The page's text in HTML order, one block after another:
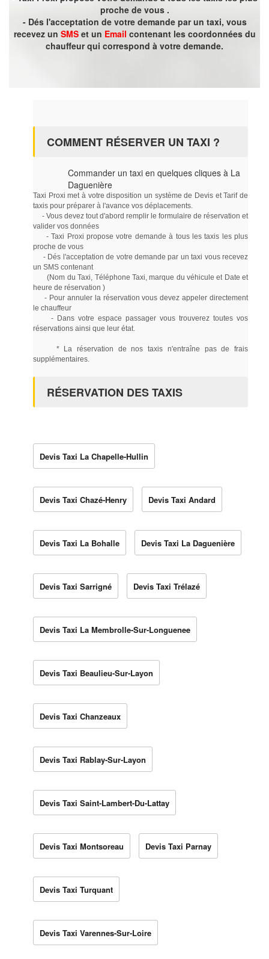
proche de vous .
- Dés l'acceptation de votre demande par un taxi, vous
recevez un SMSet un Email contenant les coordonnées du
chauffeur qui correspond à votre demande.
COMMENT RÉSERVER UN TAXI ?
Commander un taxi en quelques cliques à La
Daguenière
Taxi Proxi met à votre disposition un système de Devis et Tarif de
taxis pour préparer à l'avance vos déplacements.
- Vous devez tout d'abord remplir le formulaire de réservation et
valider vos données
- Taxi Proxi propose votre demande à tous les taxis les plus
proche de vous
- Dés l'acceptation de votre demande par un taxi vous recevez
un SMS contenant
(Nom du Taxi, Téléphone Taxi, marque du véhicule et Date et
heure de réservation )
- Pour annuler la réservation vous devez appeler directement
le chauffeur
- Dans votre espace passager vous trouverez toutes vos
réservations ainsi que leur état.
* La réservation de nos taxis n'entraîne pas de frais
supplémentaires.
RÉSERVATION DES TAXIS
Devis Taxi La Chapelle-Hullin
Devis Taxi Chazé-Henry Devis Taxi Andard
Devis Taxi La Bohalle Devis Taxi La Daguenière
Devis Taxi Sarrigné Devis Taxi Trélazé
Devis Taxi La Membrolle-Sur-Longuenee
Devis Taxi Beaulieu-Sur-Layon
Devis Taxi Chanzeaux
Devis Taxi Rablay-Sur-Layon
Devis Taxi Saint-Lambert-Du-Lattay
Devis Taxi Montsoreau Devis Taxi Parnay
Devis Taxi Turquant
Devis Taxi Varennes-Sur-Loire